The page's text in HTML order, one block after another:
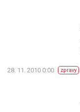
28. 11. 2010 0:00 zpravy